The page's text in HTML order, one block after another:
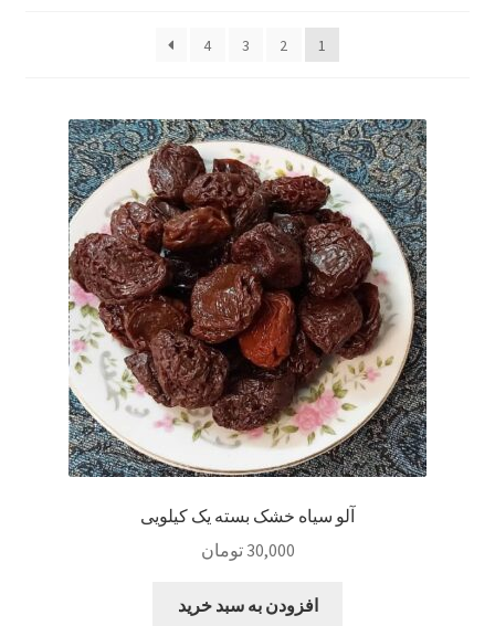
سنجش
صورتحساب
علاقمندی ها
فروشگاه
لیست علاقه مندی ها
مقایسه ها
1
2
3
4
آلو سیاه خشک بسته یک کیلویی
30,000تومان
افزودن به سبد خرید